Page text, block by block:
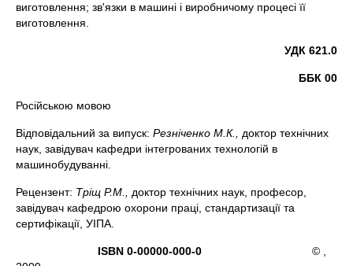
виготовлення; зв'язки в машині і виробничому процесі її
виготовлення.
УДК 621.0
ББК 00
Російською мовою
Відповідальний за випуск: Резніченко М.К., доктор технічних
наук, завідувач кафедри інтегрованих технологій в
машинобудуванні.
Рецензент: Тріщ Р.М., доктор технічних наук, професор,
завідувач кафедрою охорони праці, стандартизації та
сертифікації, УІПА.
ISBN 0-00000-000-0 © ,